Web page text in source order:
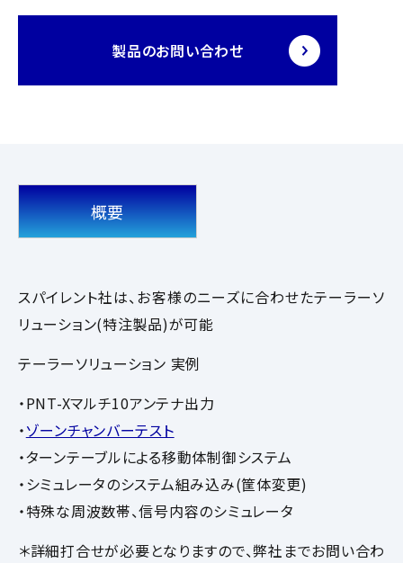
製品のお問い合わせ
概要
スパイレント社は、お客様のニーズに合わせたテーラーソ
リューション(特注製品)が可能
テーラーソリューション 実例
・PNT-Xマルチ10アンテナ出力
・ゾーンチャンバーテスト
・ターンテーブルによる移動体制御システム
・シミュレータのシステム組み込み(筐体変更)
・特殊な周波数帯、信号内容のシミュレータ
＊詳細打合せが必要となりますので、弊社までお問い合わ